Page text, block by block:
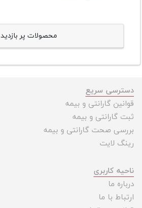
محصولات پر بازدید
دسترسی سریع
قوانین گارانتی و بیمه
ثبت گارانتی و بیمه
بررسی صحت گارانتی و بیمه
رینگ لایت
ناحیه کاربری
درباره ما
ارتباط با ما